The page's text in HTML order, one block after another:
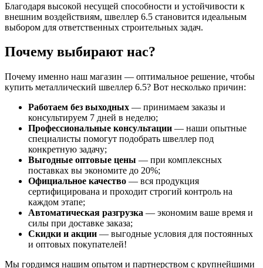
Благодаря высокой несущей способности и устойчивости к
внешним воздействиям, швеллер 6.5 становится идеальным
выбором для ответственных строительных задач.
Почему выбирают нас?
Почему именно наш магазин — оптимальное решение, чтобы
купить металлический швеллер 6.5? Вот несколько причин:
Работаем без выходных — принимаем заказы и
консультируем 7 дней в неделю;
Профессиональные консультации — наши опытные
специалисты помогут подобрать швеллер под
конкретную задачу;
Выгодные оптовые цены — при комплексных
поставках вы экономите до 20%;
Официальное качество — вся продукция
сертифицирована и проходит строгий контроль на
каждом этапе;
Автоматическая разгрузка — экономим ваше время и
силы при доставке заказа;
Скидки и акции — выгодные условия для постоянных
и оптовых покупателей!
Мы гордимся нашим опытом и партнерством с крупнейшими